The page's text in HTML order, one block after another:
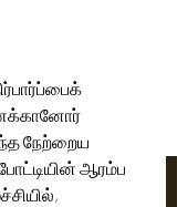
நேற்றைய
ஆரம்ப